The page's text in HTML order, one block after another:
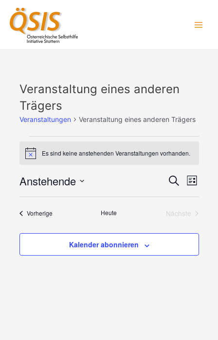
Inhalt
springen
Veranstaltung eines anderen
Trägers
Veranstaltungen Veranstaltung eines anderen Trägers
Veranstaltungen
HinweisEs sind keine anstehenden Veranstaltungen vorhanden.
Suche
und
SucheListe
Anstehende
VorherigeVeranstaltungen Heute
Nächste
Kalender abonnieren